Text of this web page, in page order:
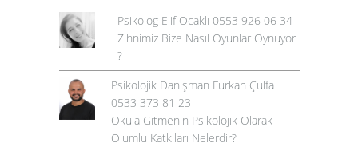
Psikolog Elif Ocaklı 0553 926 06 34
Zihnimiz Bize Nasıl Oyunlar Oynuyor
?
Psikolojik Danışman Furkan Çulfa
0533 373 81 23
Okula Gitmenin Psikolojik Olarak
Olumlu Katkıları Nelerdir?